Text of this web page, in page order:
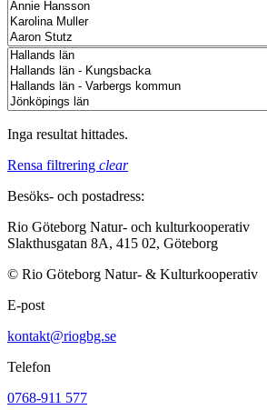
Inga resultat hittades.
Rensa filtrering clear
Besöks- och postadress:
Rio Göteborg Natur- och kulturkooperativ
Slakthusgatan 8A, 415 02, Göteborg
© Rio Göteborg Natur- & Kulturkooperativ
E-post
kontakt@riogbg.se
Telefon
0768-911 577